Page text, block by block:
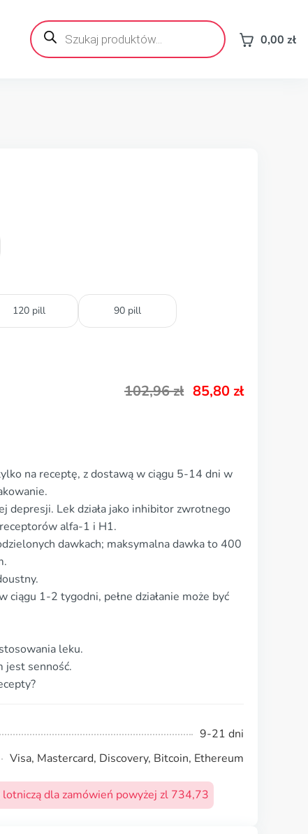
Wyszukiwarka
produktów 0,00 zł
120 pill 90 pill
102,96zł 85,80 zł
na receptę, z dostawą w ciągu 5-14 dni w
depresji. Lek działa jako inhibitor zwrotnego
alfa-1 i H1.
dawkach; maksymalna dawka to 400
ciągu 1-2 tygodni, pełne działanie może być
leku.
jest senność.
9-21 dni
Visa, Mastercard, Discovery, Bitcoin, Ethereum
dla zamówień powyżej zl 734,73